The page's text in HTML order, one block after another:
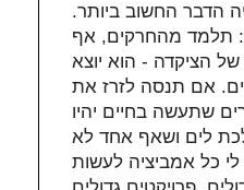
הדבר החשוב ביותר.
תלמד מהחרקים, אף
הציקדה - הוא יוצא
אם תנסה לזרז את
שתעשה בחיים יהיו
לים ושאף אחד לא
כל אמביציה לעשות